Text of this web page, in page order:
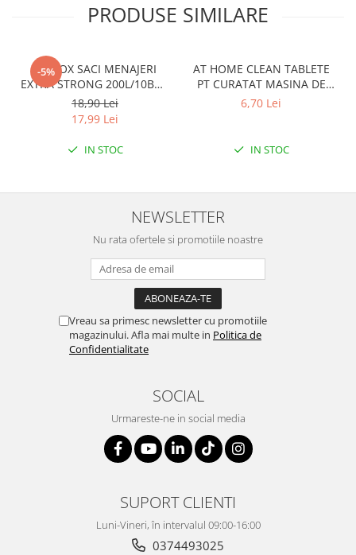
PRODUSE SIMILARE
-5%
CLINOX SACI MENAJERI
EXTRA STRONG 200L/10BUC
LDPE NEGRI (90*122CM)
ETICHETA MOV
18,90 Lei
17,99 Lei
IN STOC
AT HOME CLEAN TABLETE
PT CURATAT MASINA DE
SPALAT VASE 2*40GR
6,70 Lei
IN STOC
NEWSLETTER
Nu rata ofertele si promotiile noastre
Vreau sa primesc newsletter cu promotiile
magazinului. Afla mai multe in Politica de
Confidentialitate
SOCIAL
Urmareste-ne in social media
SUPORT CLIENTI
Luni-Vineri, în intervalul 09:00-16:00
0374493025